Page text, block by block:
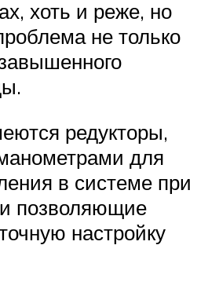
хоть и реже, но
не только
редукторы,
для
в системе при
позволяющие
настройку